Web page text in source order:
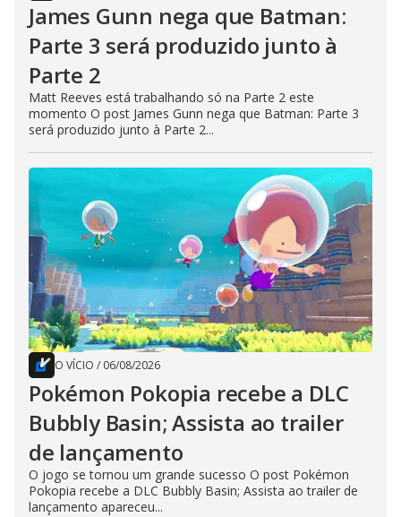
James Gunn nega que Batman:
Parte 3 será produzido junto à
Parte 2
Matt Reeves está trabalhando só na Parte 2 este
momento O post James Gunn nega que Batman: Parte 3
será produzido junto à Parte 2...
O VÍCIO / 06/08/2026
Pokémon Pokopia recebe a DLC
Bubbly Basin; Assista ao trailer
de lançamento
O jogo se tornou um grande sucesso O post Pokémon
Pokopia recebe a DLC Bubbly Basin; Assista ao trailer de
lançamento apareceu...